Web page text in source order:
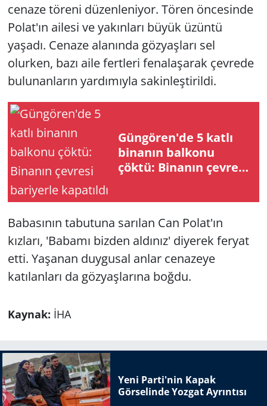
cenaze töreni düzenleniyor. Tören öncesinde
Polat'ın ailesi ve yakınları büyük üzüntü
yaşadı. Cenaze alanında gözyaşları sel
olurken, bazı aile fertleri fenalaşarak çevrede
bulunanların yardımıyla sakinleştirildi.
Güngören'de 5 katlı
binanın balkonu
çöktü: Binanın çevresi
Babasının tabutuna sarılan Can Polat'ın
kızları, 'Babamı bizden aldınız' diyerek feryat
etti. Yaşanan duygusal anlar cenazeye
katılanları da gözyaşlarına boğdu.
Kaynak: İHA
Yeni Parti'nin Kapak
Görselinde Yozgat Ayrıntısı